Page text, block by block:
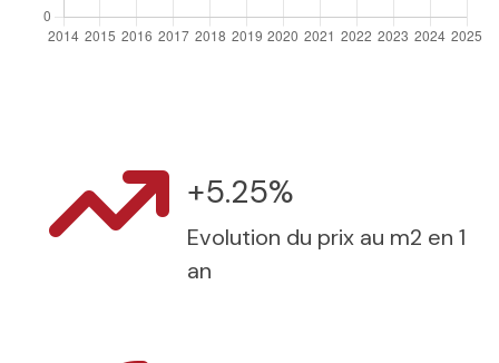
+5.25%
Evolution du prix au m2 en 1
an